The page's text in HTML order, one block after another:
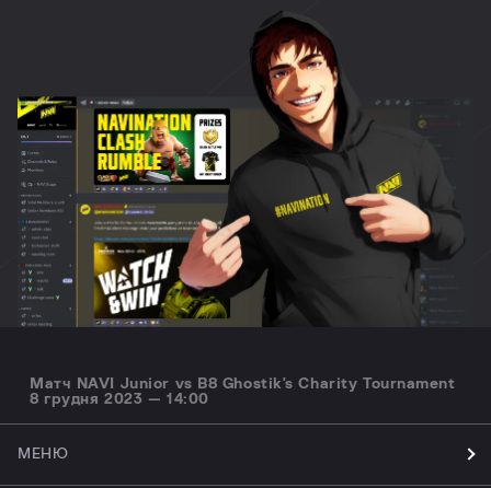
Матч NAVI Junior vs B8 Ghostik's Charity Tournament
8 грудня 2023 — 14:00
МЕНЮ